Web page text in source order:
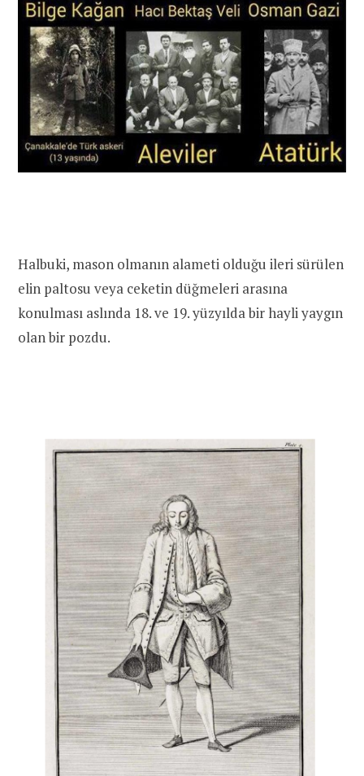
Halbuki, mason olmanın alameti olduğu ileri sürülen
elin paltosu veya ceketin düğmeleri arasına
konulması aslında 18. ve 19. yüzyılda bir hayli yaygın
olan bir pozdu.